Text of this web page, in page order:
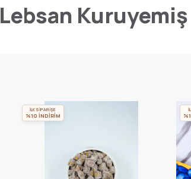
Lebsan Kuruyemiş
İLK SİPARİŞE
%10 İNDİRİM